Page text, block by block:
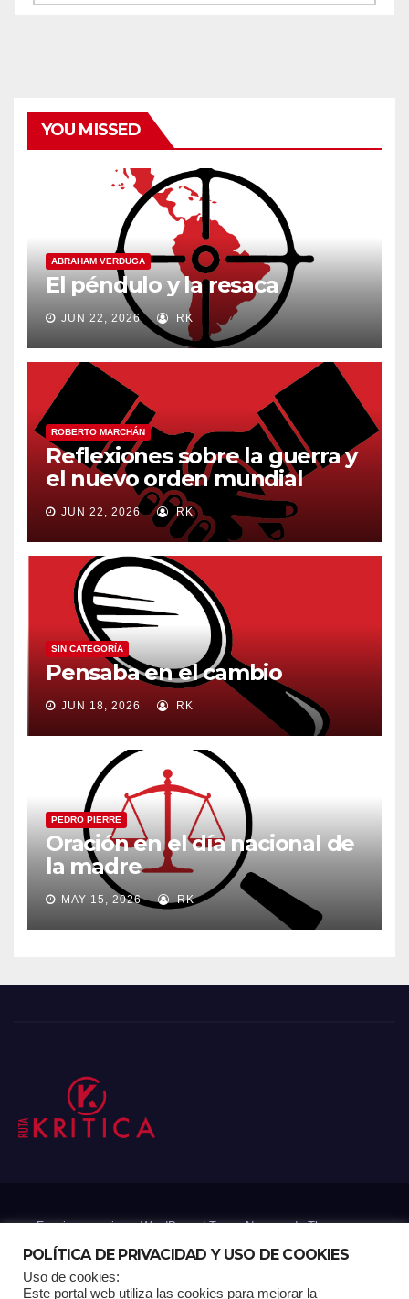
YOU MISSED
ABRAHAM VERDUGA
El péndulo y la resaca
JUN 22, 2026 RK
ROBERTO MARCHÁN
Reflexiones sobre la guerra y
el nuevo orden mundial
JUN 22, 2026 RK
SIN CATEGORÍA
Pensaba en el cambio
JUN 18, 2026 RK
PEDRO PIERRE
Oración en el día nacional de
la madre
MAY 15, 2026 RK
Funciona gracias a WordPress|Tema: Newsup deThemeansar
POLÍTICA DE PRIVACIDAD Y USO DE COOKIES
Uso de cookies:
Este portal web utiliza las cookies para mejorar la